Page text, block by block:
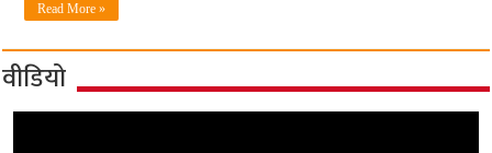
Read More »
वीडियो